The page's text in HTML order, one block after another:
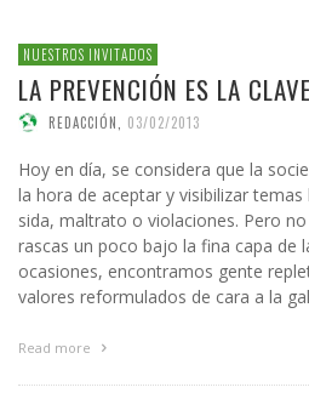
NUESTROS INVITADOS
LA PREVENCIÓN ES LA CLAVE
REDACCIÓN 03/02/2013
Hoy en día, se considera que la
la hora de aceptar y visibilizar
sida, maltrato o violaciones. Pero
rascas un poco bajo la fina capa de
ocasiones, encontramos gente
valores reformulados de cara a la
Read more